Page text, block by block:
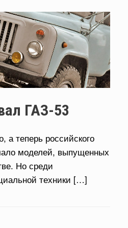
ГАЗ-53
а теперь российского
моделей, выпущенных
Но среди
техники […]